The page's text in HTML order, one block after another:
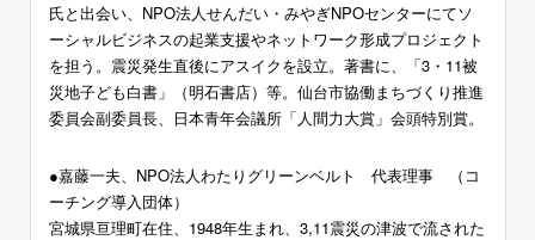
氏と出会い、NPO法人せんだい・みやぎNPOセンターにてソ
ーシャルビジネスの起業支援やネットワーク形成プロジェクト
を担う。震災発生直後にアスイクを設立。著書に、「3・11被
災地子ども白書」（明石書店）等。仙台市協働まちづくり推進
委員会副委員長、日本青年会議所「人間力大賞」会頭特別賞。
●嘉藤一夫、NPO法人わたりグリーンベルト 代表理事 （コ
ーチング導入団体）
宮城県亘理町在住、1948年生まれ、3,11震災の津波で流された